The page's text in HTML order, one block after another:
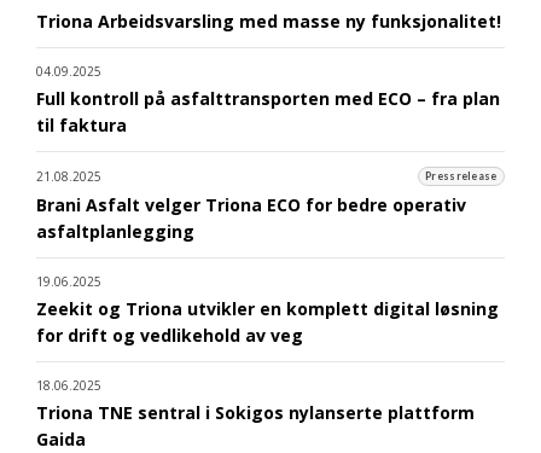
Triona Arbeidsvarsling med masse ny funksjonalitet!
04.09.2025
Full kontroll på asfalttransporten med ECO – fra plan
til faktura
21.08.2025 Pressrelease
Brani Asfalt velger Triona ECO for bedre operativ
asfaltplanlegging
19.06.2025
Zeekit og Triona utvikler en komplett digital løsning
for drift og vedlikehold av veg
18.06.2025
Triona TNE sentral i Sokigos nylanserte plattform
Gaida